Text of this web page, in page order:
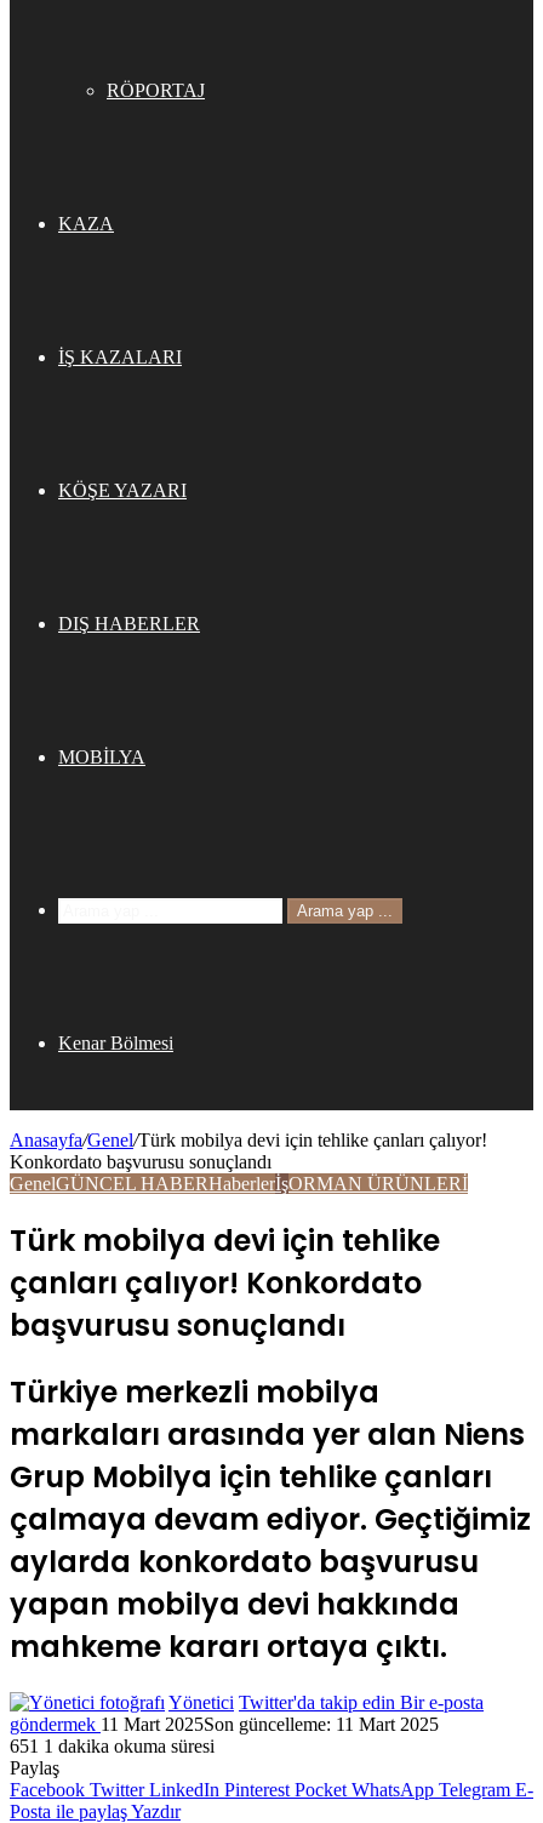
RÖPORTAJ
KAZA
İŞ KAZALARI
KÖŞE YAZARI
DIŞ HABERLER
MOBİLYA
Arama yap ...
Kenar Bölmesi
Anasayfa/Genel/Türk mobilya devi için tehlike çanları çalıyor!
Konkordato başvurusu sonuçlandı
GenelGÜNCEL HABERHaberlerİşORMAN ÜRÜNLERİ
Türk mobilya devi için tehlike
çanları çalıyor! Konkordato
başvurusu sonuçlandı
Türkiye merkezli mobilya
markaları arasında yer alan Niens
Grup Mobilya için tehlike çanları
çalmaya devam ediyor. Geçtiğimiz
aylarda konkordato başvurusu
yapan mobilya devi hakkında
mahkeme kararı ortaya çıktı.
Yönetici Twitter'da takip edin Bir e-posta
göndermek 11 Mart 2025Son güncelleme: 11 Mart 2025
651 1 dakika okuma süresi
Paylaş
Facebook Twitter LinkedIn Pinterest Pocket WhatsApp Telegram E-
Posta ile paylaşYazdır